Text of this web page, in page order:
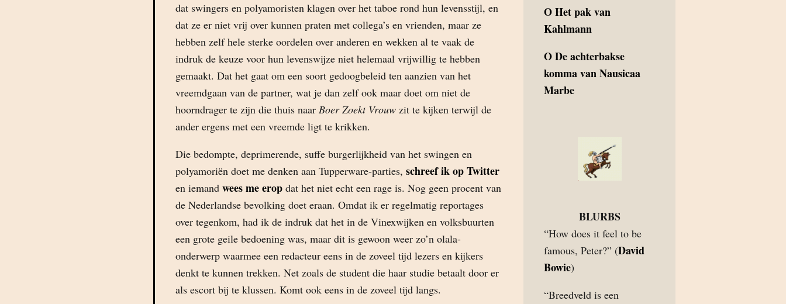
dat swingers en polyamoristen klagen over het taboe rond hun levensstijl, en
dat ze er niet vrij over kunnen praten met collega’s en vrienden, maar ze
hebben zelf hele sterke oordelen over anderen en wekken al te vaak de
indruk de keuze voor hun levenswijze niet helemaal vrijwillig te hebben
gemaakt. Dat het gaat om een soort gedoogbeleid ten aanzien van het
vreemdgaan van de partner, wat je dan zelf ook maar doet om niet de
hoorndrager te zijn die thuis naar Boer Zoekt Vrouw zit te kijken terwijl de
ander ergens met een vreemde ligt te krikken.
Die bedompte, deprimerende, suffe burgerlijkheid van het swingen en
polyamoriën doet me denken aan Tupperware-parties, schreef ik op Twitter
en iemand wees me erop dat het niet echt een rage is. Nog geen procent van
de Nederlandse bevolking doet eraan. Omdat ik er regelmatig reportages
over tegenkom, had ik de indruk dat het in de Vinexwijken en volksbuurten
een grote geile bedoening was, maar dit is gewoon weer zo’n olala-
onderwerp waarmee een redacteur eens in de zoveel tijd lezers en kijkers
denkt te kunnen trekken. Net zoals de student die haar studie betaalt door er
als escort bij te klussen. Komt ook eens in de zoveel tijd langs.
OHet pak van
Kahlmann
ODe achterbakse
komma van Nausicaa
Marbe
BLURBS
“How does it feel to be
famous, Peter?” (David
Bowie)
“Breedveld is een